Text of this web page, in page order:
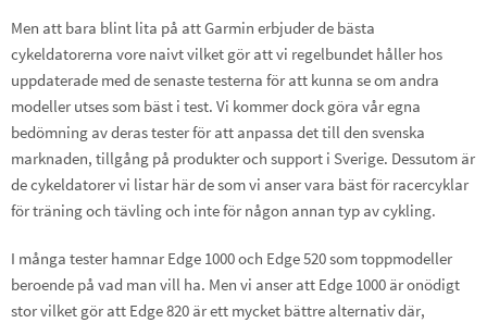
Men att bara blint lita på att Garmin erbjuder de bästa
cykeldatorerna vore naivt vilket gör att vi regelbundet håller hos
uppdaterade med de senaste testerna för att kunna se om andra
modeller utses som bäst i test. Vi kommer dock göra vår egna
bedömning av deras tester för att anpassa det till den svenska
marknaden, tillgång på produkter och support i Sverige. Dessutom är
de cykeldatorer vi listar här de som vi anser vara bäst för racercyklar
för träning och tävling och inte för någon annan typ av cykling.
I många tester hamnar Edge 1000 och Edge 520 som toppmodeller
beroende på vad man vill ha. Men vi anser att Edge 1000 är onödigt
stor vilket gör att Edge 820 är ett mycket bättre alternativ där,